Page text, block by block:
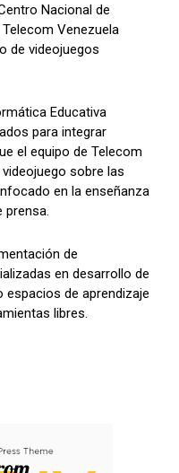
Nacional de
Venezuela
de videojuegos
Educativa
para integrar
el equipo de Telecom
sobre las
en la enseñanza
prensa.
de
en desarrollo de
espacios de aprendizaje
libres.